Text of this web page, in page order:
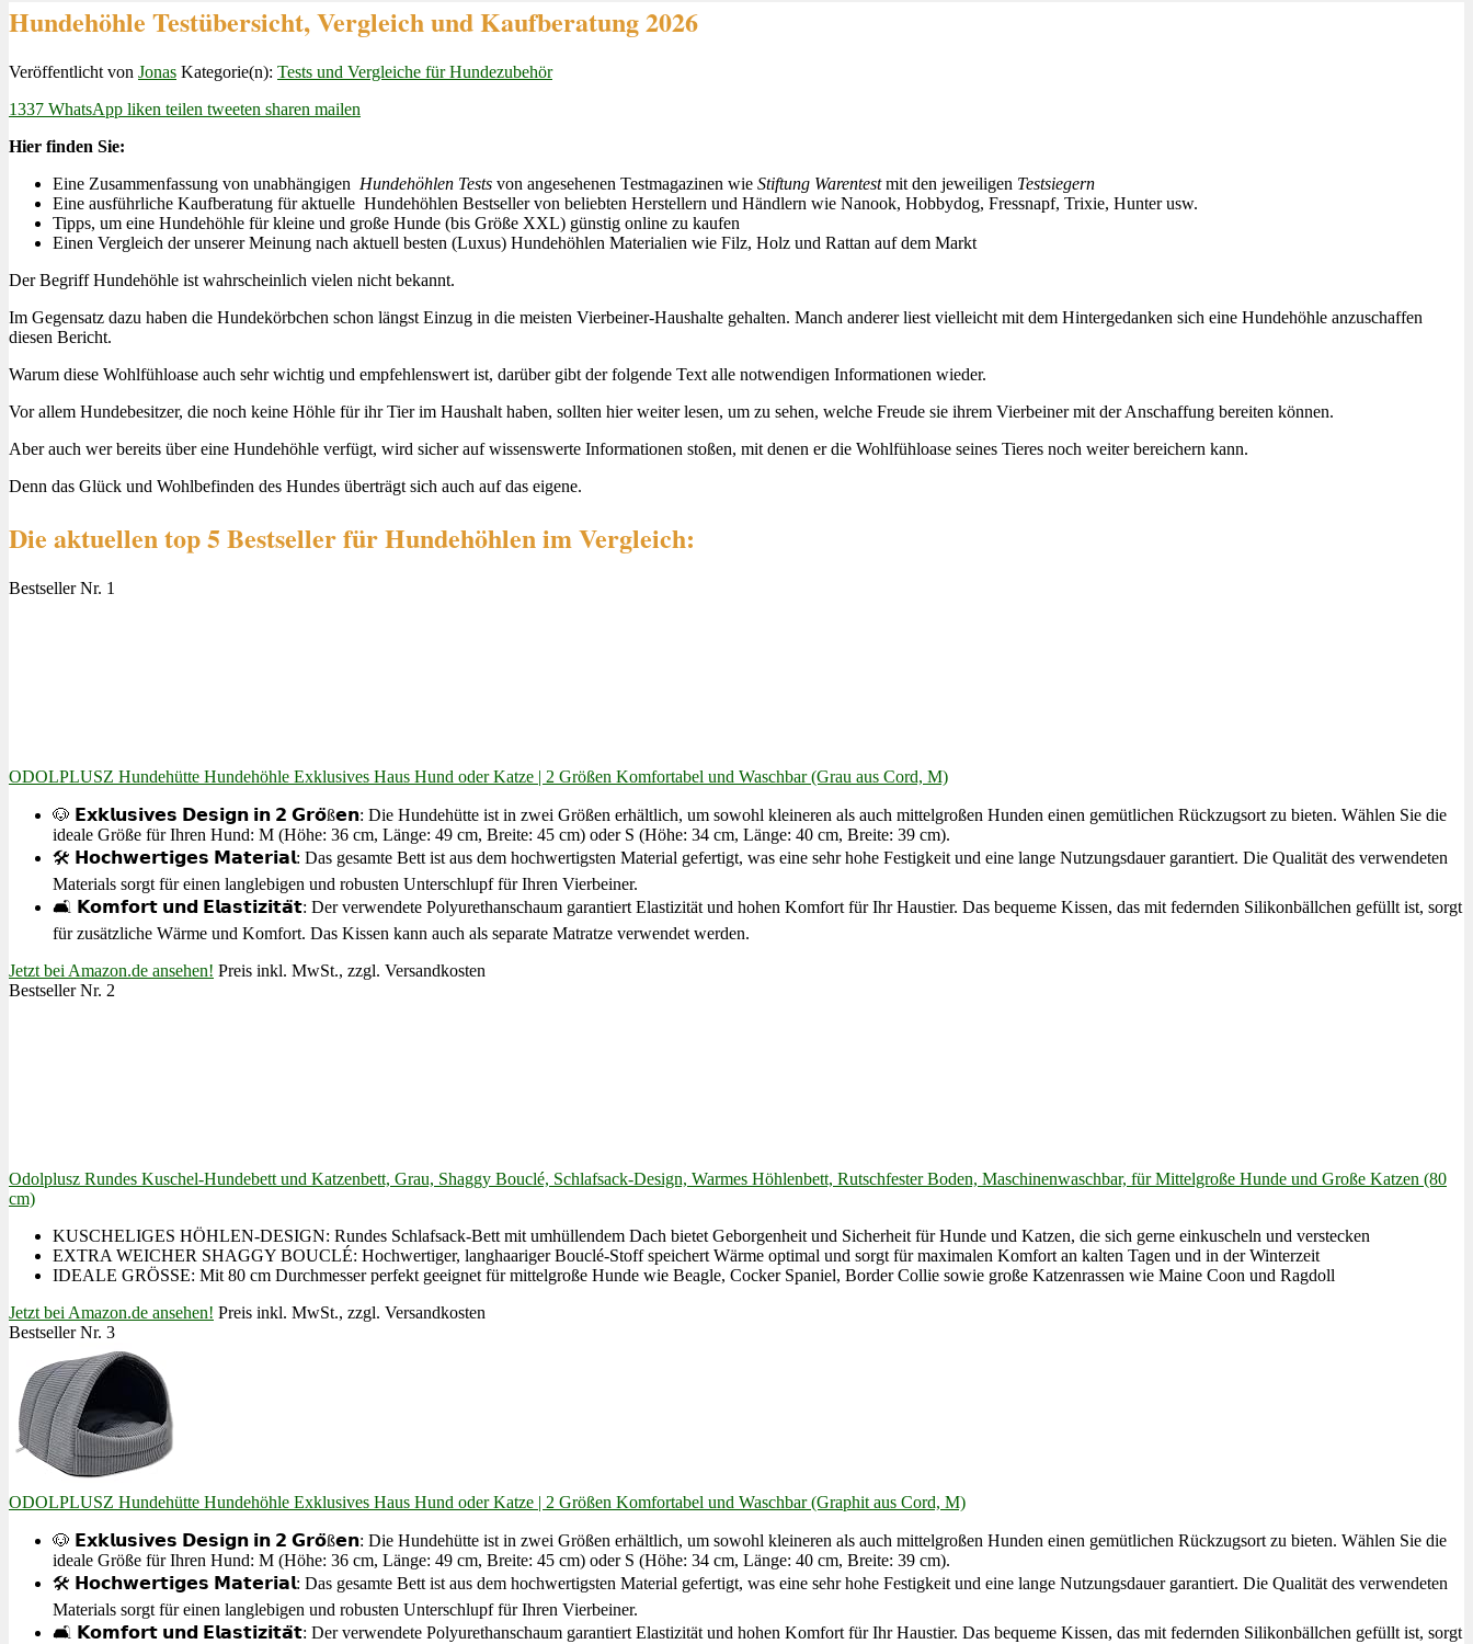
Hundehöhle Testübersicht, Vergleich und Kaufberatung 2026
Veröffentlicht von Jonas Kategorie(n): Tests und Vergleiche für Hundezubehör
1337 WhatsApp liken teilen tweeten sharen mailen
Hier finden Sie:
Eine Zusammenfassung von unabhängigen Hundehöhlen Tests von angesehenen Testmagazinen wie Stiftung Warentestmit den jeweiligen Testsiegern
Eine ausführliche Kaufberatung für aktuelle Hundehöhlen Bestseller von beliebten Herstellern und Händlern wie Nanook, Hobbydog, Fressnapf, Trixie, Hunter usw.
Tipps, um eine Hundehöhle für kleine und große Hunde (bis Größe XXL) günstig online zu kaufen
Einen Vergleich der unserer Meinung nach aktuell besten (Luxus) Hundehöhlen Materialien wie Filz, Holz und Rattan auf dem Markt
Der Begriff Hundehöhle ist wahrscheinlich vielen nicht bekannt.
Im Gegensatz dazu haben die Hundekörbchen schon längst Einzug in die meisten Vierbeiner-Haushalte gehalten. Manch anderer liest vielleicht mit dem Hintergedanken sich eine Hundehöhle anzuschaffen
diesen Bericht.
Warum diese Wohlfühloase auch sehr wichtig und empfehlenswert ist, darüber gibt der folgende Text alle notwendigen Informationen wieder.
Vor allem Hundebesitzer, die noch keine Höhle für ihr Tier im Haushalt haben, sollten hier weiter lesen, um zu sehen, welche Freude sie ihrem Vierbeiner mit der Anschaffung bereiten können.
Aber auch wer bereits über eine Hundehöhle verfügt, wird sicher auf wissenswerte Informationen stoßen, mit denen er die Wohlfühloase seines Tieres noch weiter bereichern kann.
Denn das Glück und Wohlbefinden des Hundes überträgt sich auch auf das eigene.
Die aktuellen top 5 Bestseller für Hundehöhlen im Vergleich:
Bestseller Nr. 1
ODOLPLUSZ Hundehütte Hundehöhle Exklusives Haus Hund oder Katze | 2 Größen Komfortabel und Waschbar (Grau aus Cord, M)
🐶 𝗘𝘅𝗸𝗹𝘂𝘀𝗶𝘃𝗲𝘀 𝗗𝗲𝘀𝗶𝗴𝗻 𝗶𝗻 𝟮 𝗚𝗿𝗼̈ß𝗲𝗻: Die Hundehütte ist in zwei Größen erhältlich, um sowohl kleineren als auch mittelgroßen Hunden einen gemütlichen Rückzugsort zu bieten. Wählen Sie die
ideale Größe für Ihren Hund: M (Höhe: 36 cm, Länge: 49 cm, Breite: 45 cm) oder S (Höhe: 34 cm, Länge: 40 cm, Breite: 39 cm).
🛠️ 𝗛𝗼𝗰𝗵𝘄𝗲𝗿𝘁𝗶𝗴𝗲𝘀 𝗠𝗮𝘁𝗲𝗿𝗶𝗮𝗹: Das gesamte Bett ist aus dem hochwertigsten Material gefertigt, was eine sehr hohe Festigkeit und eine lange Nutzungsdauer garantiert. Die Qualität des verwendeten
Materials sorgt für einen langlebigen und robusten Unterschlupf für Ihren Vierbeiner.
🛋️ 𝗞𝗼𝗺𝗳𝗼𝗿𝘁 𝘂𝗻𝗱 𝗘𝗹𝗮𝘀𝘁𝗶𝘇𝗶𝘁𝗮̈𝘁: Der verwendete Polyurethanschaum garantiert Elastizität und hohen Komfort für Ihr Haustier. Das bequeme Kissen, das mit federnden Silikonbällchen gefüllt ist, sorgt
für zusätzliche Wärme und Komfort. Das Kissen kann auch als separate Matratze verwendet werden.
Jetzt bei Amazon.de ansehen! Preis inkl. MwSt., zzgl. Versandkosten
Bestseller Nr. 2
Odolplusz Rundes Kuschel-Hundebett und Katzenbett, Grau, Shaggy Bouclé, Schlafsack-Design, Warmes Höhlenbett, Rutschfester Boden, Maschinenwaschbar, für Mittelgroße Hunde und Große Katzen (80
cm)
KUSCHELIGES HÖHLEN-DESIGN: Rundes Schlafsack-Bett mit umhüllendem Dach bietet Geborgenheit und Sicherheit für Hunde und Katzen, die sich gerne einkuscheln und verstecken
EXTRA WEICHER SHAGGY BOUCLÉ: Hochwertiger, langhaariger Bouclé-Stoff speichert Wärme optimal und sorgt für maximalen Komfort an kalten Tagen und in der Winterzeit
IDEALE GRÖSSE: Mit 80 cm Durchmesser perfekt geeignet für mittelgroße Hunde wie Beagle, Cocker Spaniel, Border Collie sowie große Katzenrassen wie Maine Coon und Ragdoll
Jetzt bei Amazon.de ansehen! Preis inkl. MwSt., zzgl. Versandkosten
Bestseller Nr. 3
ODOLPLUSZ Hundehütte Hundehöhle Exklusives Haus Hund oder Katze | 2 Größen Komfortabel und Waschbar (Graphit aus Cord, M)
🐶 𝗘𝘅𝗸𝗹𝘂𝘀𝗶𝘃𝗲𝘀 𝗗𝗲𝘀𝗶𝗴𝗻 𝗶𝗻 𝟮 𝗚𝗿𝗼̈ß𝗲𝗻: Die Hundehütte ist in zwei Größen erhältlich, um sowohl kleineren als auch mittelgroßen Hunden einen gemütlichen Rückzugsort zu bieten. Wählen Sie die
ideale Größe für Ihren Hund: M (Höhe: 36 cm, Länge: 49 cm, Breite: 45 cm) oder S (Höhe: 34 cm, Länge: 40 cm, Breite: 39 cm).
🛠️ 𝗛𝗼𝗰𝗵𝘄𝗲𝗿𝘁𝗶𝗴𝗲𝘀 𝗠𝗮𝘁𝗲𝗿𝗶𝗮𝗹: Das gesamte Bett ist aus dem hochwertigsten Material gefertigt, was eine sehr hohe Festigkeit und eine lange Nutzungsdauer garantiert. Die Qualität des verwendeten
Materials sorgt für einen langlebigen und robusten Unterschlupf für Ihren Vierbeiner.
🛋️ 𝗞𝗼𝗺𝗳𝗼𝗿𝘁 𝘂𝗻𝗱 𝗘𝗹𝗮𝘀𝘁𝗶𝘇𝗶𝘁𝗮̈𝘁: Der verwendete Polyurethanschaum garantiert Elastizität und hohen Komfort für Ihr Haustier. Das bequeme Kissen, das mit federnden Silikonbällchen gefüllt ist, sorgt